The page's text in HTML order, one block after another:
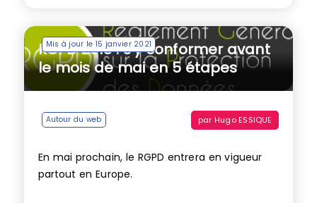
Mis à jour le 15 janvier 2021
RGPD 2018 : s’y conformer avant
le mois de mai en 5 étapes
Autour du web par Hugo ESSIQUE
En mai prochain, le RGPD entrera en vigueur
partout en Europe.